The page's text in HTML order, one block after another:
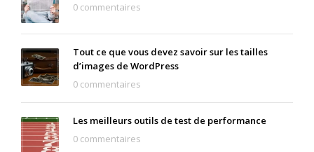
0 commentaires
Tout ce que vous devez savoir sur les tailles
d’images de WordPress
0 commentaires
Les meilleurs outils de test de performance
0 commentaires